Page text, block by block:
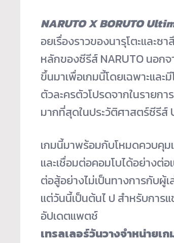
NARUTO X BORUTO
อยเรื่องราวของนารุโตะและซา
หลักของซีรีส์ NARUTO นอก
ขึ้นมาเพื่อเกมนี้โดยเฉพาะและ
ตัวละครตัวโปรดจากในรายก
มากที่สุดในประวัติศาสตร์ซีรีส์
เกมนี้มาพร้อมกับโหมดควบคุม
และเชื่อมต่อคอมโบได้อย่างต่อ
ต่อสู้อย่างไม่เป็นทางการกับผู้เ
แต่วันนี้เป็นต้นไ ป สำหรับการ
อัปเดตแพตช์
เทรลเลอร์วันวางจำหน่ายเก